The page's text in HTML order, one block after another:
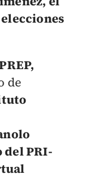
de
del PRI-